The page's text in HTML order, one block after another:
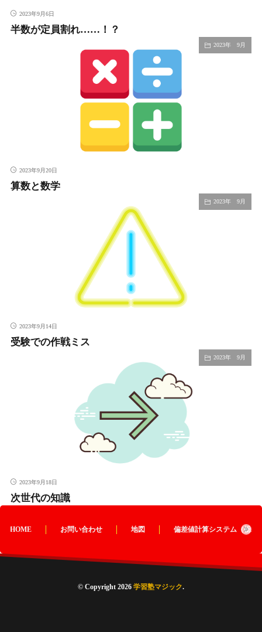
2023年9月6日
半数が定員割れ……！？
2023年 9月
2023年9月20日
算数と数学
2023年 9月
2023年9月14日
受験での作戦ミス
2023年 9月
2023年9月18日
次世代の知識
HOME お問い合わせ 地図 偏差値計算システム（栃
© Copyright 2026 学習塾マジック.